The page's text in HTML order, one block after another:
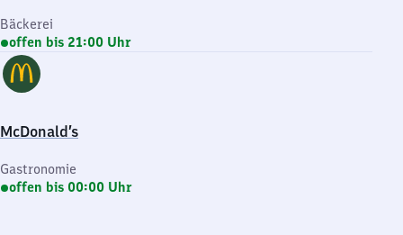
Bäckerei
offen bis 21:00 Uhr
McDonald’s
Gastronomie
offen bis 00:00 Uhr